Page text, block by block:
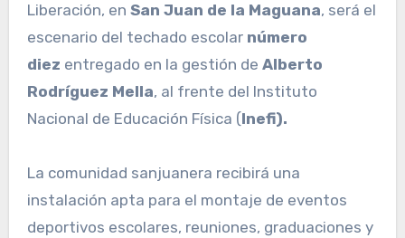
Liberación, en San Juan de la Maguana, será el
escenario del techado escolar número
diez entregado en la gestión de Alberto
Rodríguez Mella, al frente del Instituto
Nacional de Educación Física (Inefi).
La comunidad sanjuanera recibirá una
instalación apta para el montaje de eventos
deportivos escolares, reuniones, graduaciones y